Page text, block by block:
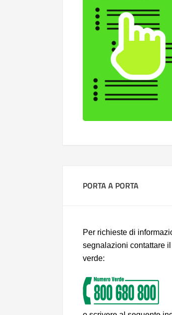
PORTA A PORTA
Per richieste di
segnalazioni contattare
verde: